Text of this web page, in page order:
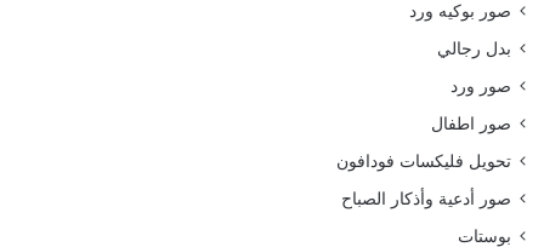
صور بوكيه ورد
بدل رجالي
صور ورد
صور اطفال
تحويل فليكسات فودافون
صور أدعية وأذكار الصباح
بوستات